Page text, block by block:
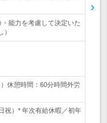
能力を考慮して決定いた
休憩時間：60分時間外労
祝）* 年次有給休暇／初年